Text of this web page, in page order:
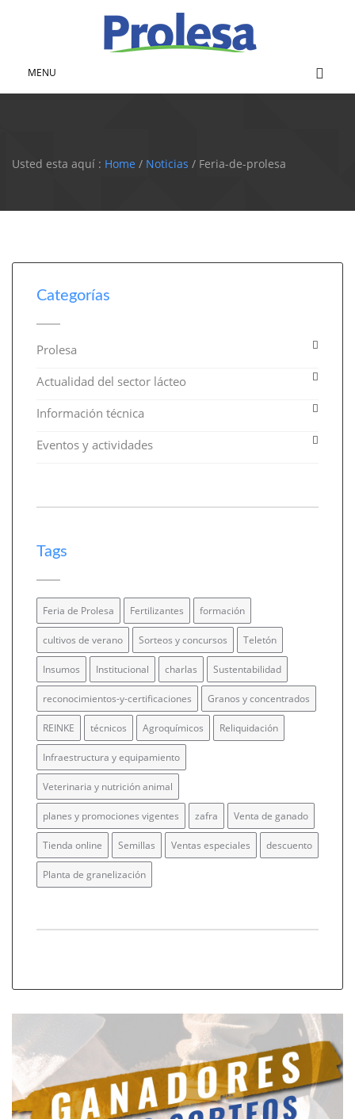
MENU
Usted esta aquí : Home / Noticias / Feria-de-prolesa
Categorías
Prolesa
Actualidad del sector lácteo
Información técnica
Eventos y actividades
Tags
Feria de Prolesa Fertilizantes formación
cultivos de verano Sorteos y concursos Teletón
Insumos Institucional charlas Sustentabilidad
reconocimientos-y-certificaciones Granos y concentrados
REINKE técnicos Agroquímicos Reliquidación
Infraestructura y equipamiento
Veterinaria y nutrición animal
planes y promociones vigentes zafra Venta de ganado
Tienda online Semillas Ventas especiales descuento
Planta de granelización